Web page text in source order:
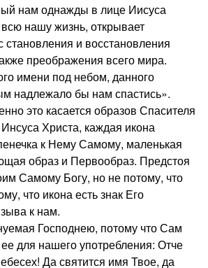
нам однажды в лице Иисуса
нашу жизнь, открывает
становления и восстановления
преображения всего мира.
имени под небом, данного
надлежало бы нам спастись».
это касается образов Спасителя
Христа, каждая икона
к Нему Самому, маленькая
образ и Первообраз. Предстоя
Самому Богу, но не потому, что
что икона есть знак Его
к нам.
Господнею, потому что Сам
для нашего употребления: Отче
Да святится имя Твое, да